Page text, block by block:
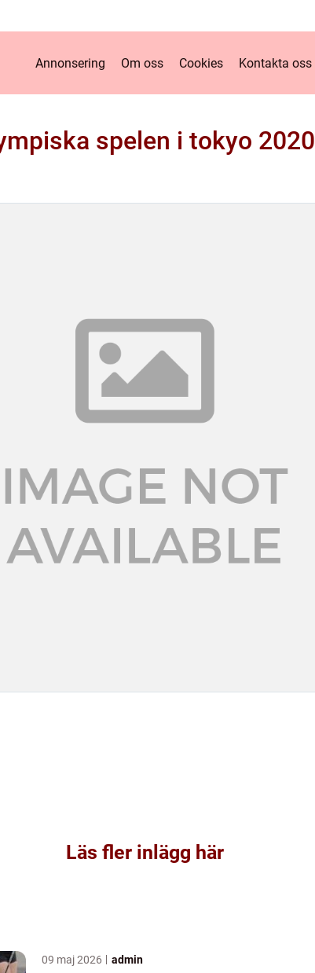
Annonsering Om oss Cookies Kontakta oss
spelen i tokyo 2020
Läs fler inlägg här
09 maj 2026 admin